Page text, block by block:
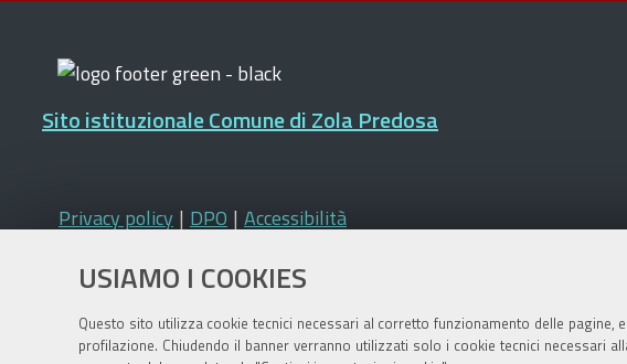
USIAMO I COOKIES
Questo sito utilizza cookie tecnici necessari al corretto funzionamento delle pagine,
profilazione. Chiudendo il banner verranno utilizzati solo i cookie tecnici necessari
Sito istituzionale Comune di Zola Predosa
Privacy policy | DPO | Accessibilità